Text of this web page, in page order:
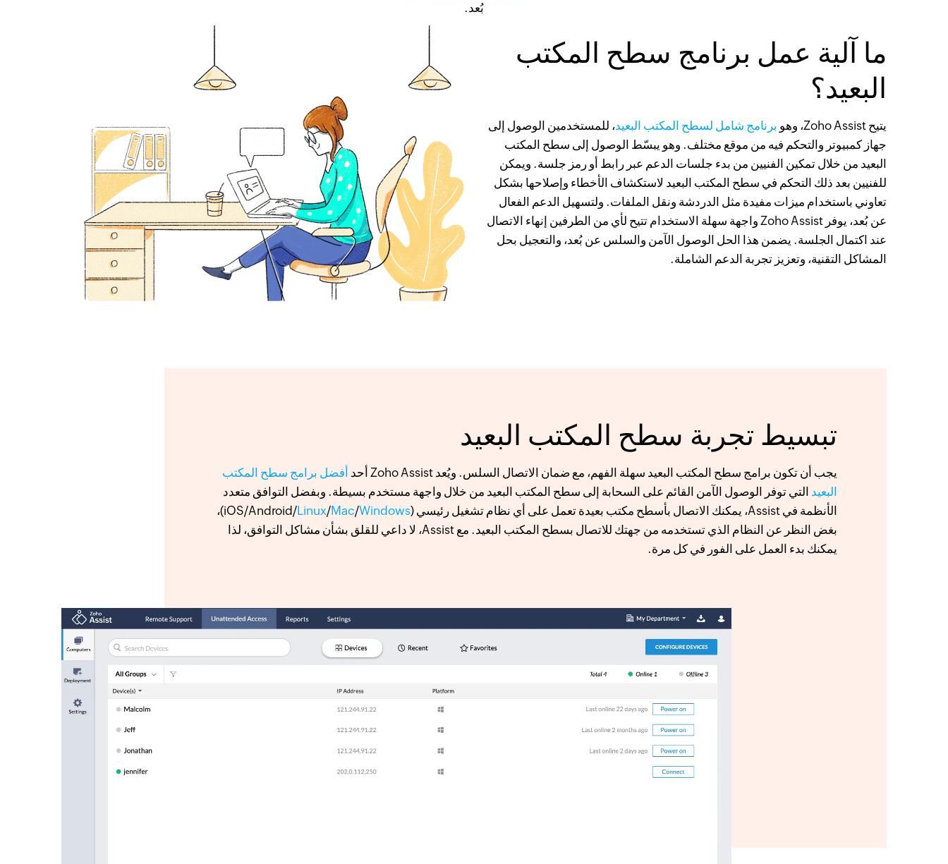
بُعد.
ما آلية عمل برنامج سطح المكتب
البعيد؟
يتيح Zoho Assist، وهو برنامج شامل لسطح المكتب البعيد، للمستخدمين الوصول إلى
جهاز كمبيوتر والتحكم فيه من موقع مختلف. وهو يبسّط الوصول إلى سطح المكتب
البعيد من خلال تمكين الفنيين من بدء جلسات الدعم عبر رابط أو رمز جلسة. ويمكن
للفنيين بعد ذلك التحكم في سطح المكتب البعيد لاستكشاف الأخطاء وإصلاحها بشكل
تعاوني باستخدام ميزات مفيدة مثل الدردشة ونقل الملفات. ولتسهيل الدعم الفعال
عن بُعد، يوفر Zoho Assist واجهة سهلة الاستخدام تتيح لأي من الطرفين إنهاء الاتصال
عند اكتمال الجلسة. يضمن هذا الحل الوصول الآمن والسلس عن بُعد، والتعجيل بحل
المشاكل التقنية، وتعزيز تجربة الدعم الشاملة.
تبسيط تجربة سطح المكتب البعيد
يجب أن تكون برامج سطح المكتب البعيد سهلة الفهم، مع ضمان الاتصال السلس. ويُعد Zoho Assist أحد
أفضل برامج سطح المكتب
البعيد التي توفر الوصول الآمن القائم على السحابة إلى سطح المكتب البعيد من خلال واجهة مستخدم بسيطة. وبفضل التوافق متعدد
الأنظمة في Assist، يمكنك الاتصال بأسطح مكتب بعيدة تعمل على أي نظام تشغيل رئيسي (
Windows
‏/
Mac
‏/
Linux
‏/Android‏/iOS)،
بغض النظر عن النظام الذي تستخدمه من جهتك للاتصال بسطح المكتب البعيد. مع Assist، لا داعي للقلق بشأن مشاكل التوافق، لذا
يمكنك بدء العمل على الفور في كل مرة.